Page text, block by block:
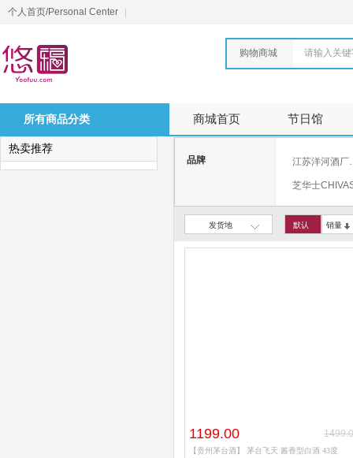
个人首页/Personal Center
购物商城 请输入关
所有商品分类 商城首页 节日馆
热卖推荐
品牌 江苏洋
芝华士
钟薛高
张裕先锋
发货地 默认 销量
1199.00
【贵州茅台酒】 茅台飞天 酱香型白酒 43度